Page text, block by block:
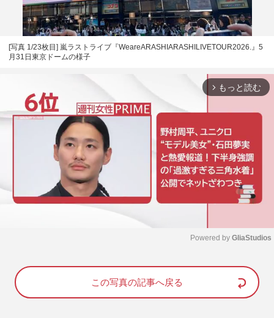
[写真 1/23枚目] 嵐ラストライブ『WeareARASHIARASHILIVETOUR2026.』5
月31日東京ドームの様子
arrow_forward_ios もっと読む
e
Powered by GliaStudios
この写真の記事へ戻る